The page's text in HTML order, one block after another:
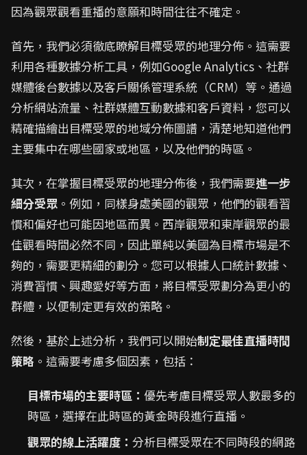
因為觀眾觀看重播的意願和時間往往不確定。
首先，我們必須徹底瞭解目標受眾的地理分佈。這需要
利用各種數據分析工具，例如Google Analytics、社群
媒體後台數據以及客戶關係管理系統（CRM）等。通過
分析網站流量、社群媒體互動數據和客戶資料，您可以
精確描繪出目標受眾的地域分佈圖譜，清楚地知道他們
主要集中在哪些國家或地區，以及他們的時區。
其次，在掌握目標受眾的地理分佈後，我們需要進一步
細分受眾 。例如，同樣身處美國的觀眾，他們的觀看習
慣和偏好也可能因地區而異。西岸觀眾和東岸觀眾的最
佳觀看時間必然不同，因此單純以美國為目標市場是不
夠的，需要更精細的劃分。您可以根據人口統計數據、
消費習慣、興趣愛好等方面，將目標受眾劃分為更小的
群體，以便制定更有效的策略。
然後，基於上述分析，我們可以開始制定最佳直播時間
策略 。這需要考慮多個因素，包括：
目標市場的主要時區： 優先考慮目標受眾人數最多的
時區，選擇在此時區的黃金時段進行直播。
觀眾的線上活躍度： 分析目標受眾在不同時段的網路